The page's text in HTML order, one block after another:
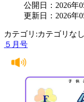
公開日：2026年
更新日：2026年
カテゴリ:カテゴリなし
５月号